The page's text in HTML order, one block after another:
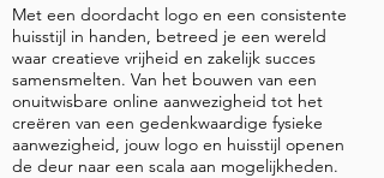
Met een doordacht logo en een consistente
huisstijl in handen, betreed je een wereld
waar creatieve vrijheid en zakelijk succes
samensmelten. Van het bouwen van een
onuitwisbare online aanwezigheid tot het
creëren van een gedenkwaardige fysieke
aanwezigheid, jouw logo en huisstijl openen
de deur naar een scala aan mogelijkheden.